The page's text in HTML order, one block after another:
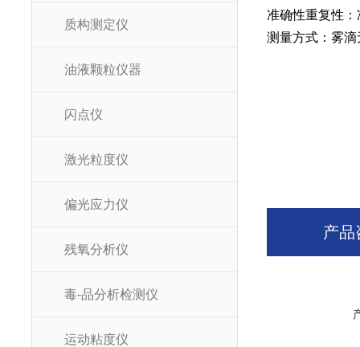
质构测定仪
油液颗粒仪器
闪点仪
激光粒度仪
偏光应力仪
残氧分析仪
毒-品分析检测仪
运动粘度仪
准确性重复性
测量方式：雾
产品